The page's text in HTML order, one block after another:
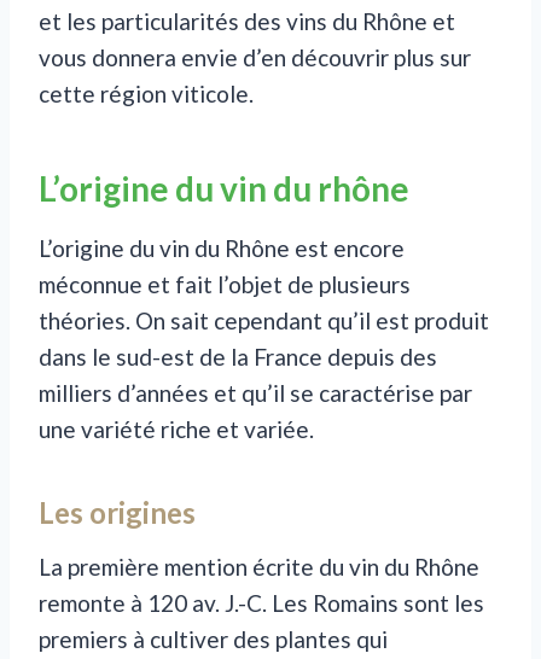
et les particularités des vins du Rhône et
vous donnera envie d’en découvrir plus sur
cette région viticole.
L’origine du vin du rhône
L’origine du vin du Rhône est encore
méconnue et fait l’objet de plusieurs
théories. On sait cependant qu’il est produit
dans le sud-est de la France depuis des
milliers d’années et qu’il se caractérise par
une variété riche et variée.
Les origines
La première mention écrite du vin du Rhône
remonte à 120 av. J.-C. Les Romains sont les
premiers à cultiver des plantes qui